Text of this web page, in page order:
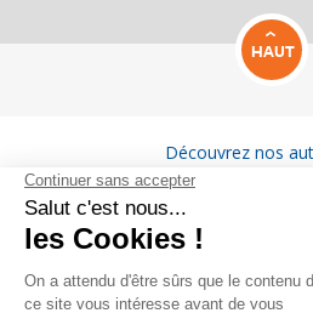
HAUT
Découvrez nos